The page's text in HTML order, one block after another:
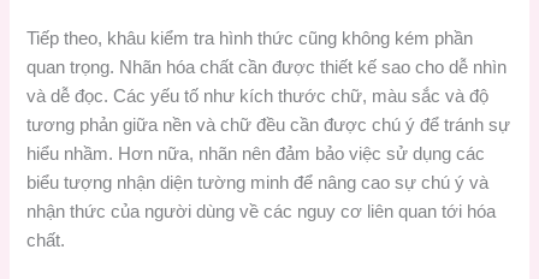
Tiếp theo, khâu kiểm tra hình thức cũng không kém phần
quan trọng. Nhãn hóa chất cần được thiết kế sao cho dễ nhìn
và dễ đọc. Các yếu tố như kích thước chữ, màu sắc và độ
tương phản giữa nền và chữ đều cần được chú ý để tránh sự
hiểu nhầm. Hơn nữa, nhãn nên đảm bảo việc sử dụng các
biểu tượng nhận diện tường minh để nâng cao sự chú ý và
nhận thức của người dùng về các nguy cơ liên quan tới hóa
chất.